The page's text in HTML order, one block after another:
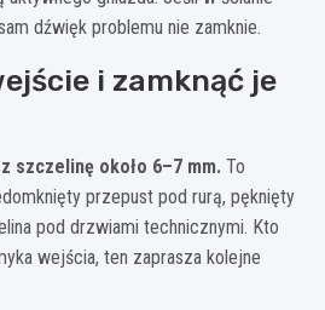
dźwięk problemu nie zamknie.
i zamknąć je
szczelinę około 6–7 mm. To
przepust pod rurą, pęknięty
pod drzwiami technicznymi. Kto
wejścia, ten zaprasza kolejne